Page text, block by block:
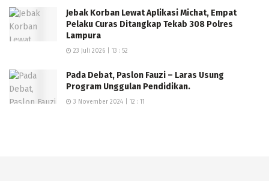
Jebak Korban Lewat Aplikasi Michat, Empat
Pelaku Curas Ditangkap Tekab 308 Polres
Lampura
23 Juli 2026 | 13 : 52
Pada Debat, Paslon Fauzi – Laras Usung
Program Unggulan Pendidikan.
3 November 2024 | 12 : 11